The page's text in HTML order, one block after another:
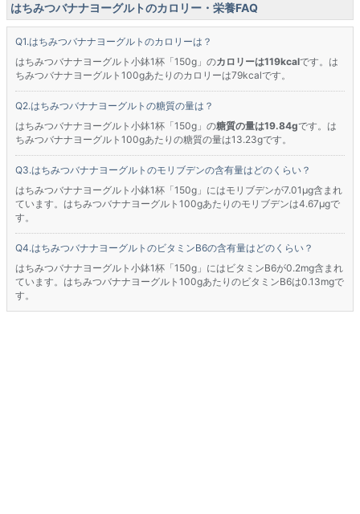
はちみつバナナヨーグルトのカロリー・栄養FAQ
はちみつバナナヨーグルトのカロリーは？
はちみつバナナヨーグルト小鉢1杯「150g」のカロリーは119kcalです。は
ちみつバナナヨーグルト100gあたりのカロリーは79kcalです。
はちみつバナナヨーグルトの糖質の量は？
はちみつバナナヨーグルト小鉢1杯「150g」の糖質の量は19.84gです。は
ちみつバナナヨーグルト100gあたりの糖質の量は13.23gです。
はちみつバナナヨーグルトのモリブデンの含有量はどのくらい？
はちみつバナナヨーグルト小鉢1杯「150g」にはモリブデンが7.01μg含まれ
ています。はちみつバナナヨーグルト100gあたりのモリブデンは4.67μgで
す。
はちみつバナナヨーグルトのビタミンB6の含有量はどのくらい？
はちみつバナナヨーグルト小鉢1杯「150g」にはビタミンB6が0.2mg含まれ
ています。はちみつバナナヨーグルト100gあたりのビタミンB6は0.13mgで
す。